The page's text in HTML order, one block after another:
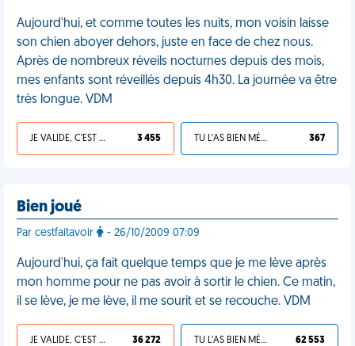
Aujourd'hui, et comme toutes les nuits, mon voisin laisse
son chien aboyer dehors, juste en face de chez nous.
Après de nombreux réveils nocturnes depuis des mois,
mes enfants sont réveillés depuis 4h30. La journée va être
très longue. VDM
JE VALIDE, C'EST UNE VDM 3 455 TU L'AS BIEN MÉRITÉ 367
Bien joué
Par cestfaitavoir - 26/10/2009 07:09
Aujourd'hui, ça fait quelque temps que je me lève après
mon homme pour ne pas avoir à sortir le chien. Ce matin,
il se lève, je me lève, il me sourit et se recouche. VDM
JE VALIDE, C'EST UNE VDM 36 272 TU L'AS BIEN MÉRITÉ 62 553